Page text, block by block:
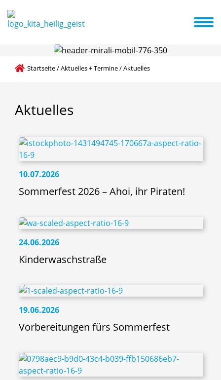
Familienzentrum Aktuelles + Termine
Startseite/Aktuelles + Termine/Aktuelles
Aktuelles
10.07.2026
Sommerfest 2026 – Ahoi, ihr Piraten!
24.06.2026
Kinderwaschstraße
19.06.2026
Vorbereitungen fürs Sommerfest